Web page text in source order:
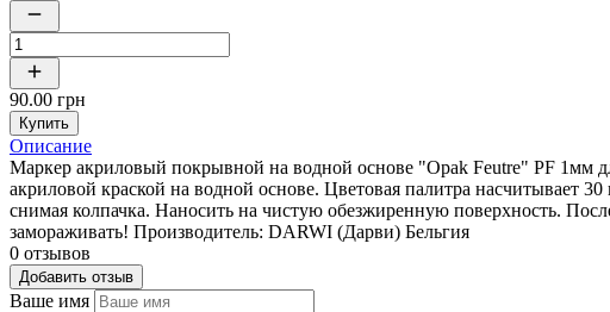
90.00 грн
Купить
Описание
Маркер акриловый покрывной на водной основе "Opak Feutre" PF 1мм
акриловой краской на водной основе. Цветовая палитра насчитывает
снимая колпачка. Наносить на чистую обезжиренную поверхность.
замораживать! Производитель: DARWI (Дарви) Бельгия
0 отзывов
Добавить отзыв
Ваше имя